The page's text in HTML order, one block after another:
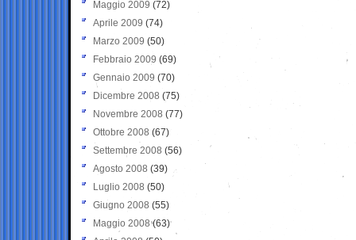
Maggio 2009 (72)
Aprile 2009 (74)
Marzo 2009 (50)
Febbraio 2009 (69)
Gennaio 2009 (70)
Dicembre 2008 (75)
Novembre 2008 (77)
Ottobre 2008 (67)
Settembre 2008 (56)
Agosto 2008 (39)
Luglio 2008 (50)
Giugno 2008 (55)
Maggio 2008(63)